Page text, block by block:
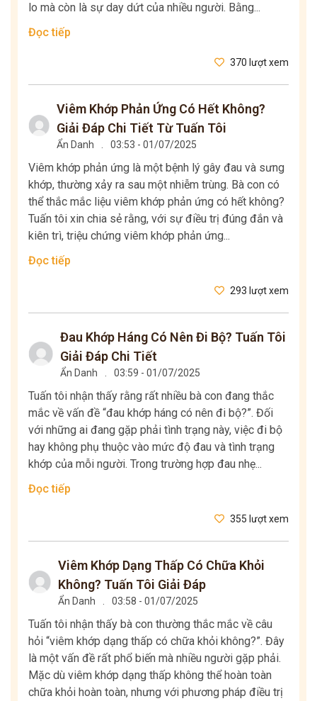
lo mà còn là sự day dứt của nhiều người. Bằng...
Đọc tiếp
370 lượt xem
Viêm Khớp Phản Ứng Có Hết Không?
Giải Đáp Chi Tiết Từ Tuấn Tôi
Ẩn Danh 03:53 - 01/07/2025
Viêm khớp phản ứng là một bệnh lý gây đau và sưng
khớp, thường xảy ra sau một nhiễm trùng. Bà con có
thể thắc mắc liệu viêm khớp phản ứng có hết không?
Tuấn tôi xin chia sẻ rằng, với sự điều trị đúng đắn và
kiên trì, triệu chứng viêm khớp phản ứng...
Đọc tiếp
293 lượt xem
Đau Khớp Háng Có Nên Đi Bộ? Tuấn Tôi
Giải Đáp Chi Tiết
Ẩn Danh 03:59 - 01/07/2025
Tuấn tôi nhận thấy rằng rất nhiều bà con đang thắc
mắc về vấn đề “đau khớp háng có nên đi bộ?”. Đối
với những ai đang gặp phải tình trạng này, việc đi bộ
hay không phụ thuộc vào mức độ đau và tình trạng
khớp của mỗi người. Trong trường hợp đau nhẹ...
Đọc tiếp
355 lượt xem
Viêm Khớp Dạng Thấp Có Chữa Khỏi
Không? Tuấn Tôi Giải Đáp
Ẩn Danh 03:58 - 01/07/2025
Tuấn tôi nhận thấy bà con thường thắc mắc về câu
hỏi “viêm khớp dạng thấp có chữa khỏi không?”. Đây
là một vấn đề rất phổ biến mà nhiều người gặp phải.
Mặc dù viêm khớp dạng thấp không thể hoàn toàn
chữa khỏi hoàn toàn, nhưng với phương pháp điều trị